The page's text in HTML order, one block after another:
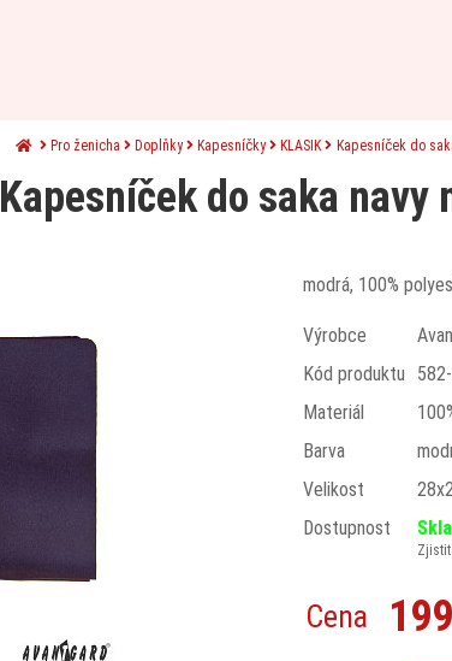
Pro ženicha Doplňky Kapesníčky KLASIK Kapesníček do
Kapesníček do saka navy
modrá, 100%
Výrobce
Kód produktu
Materiál
Barva
Velikost
Dostupnost
Cena